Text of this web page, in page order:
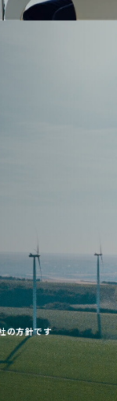
の方針です